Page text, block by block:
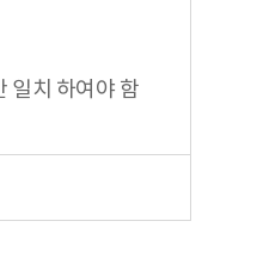
일치 하여야 함